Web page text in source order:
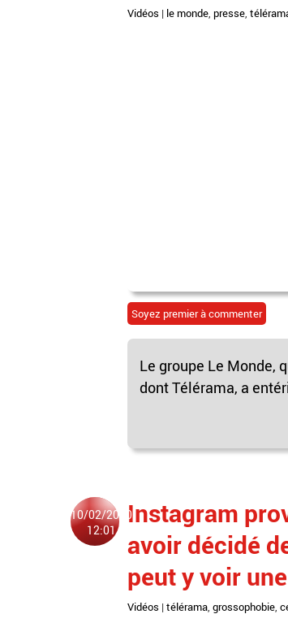
Vidéos | le monde, presse,
Soyez premier à commenter
Le groupe Le Monde,
dont Télérama, a
10/02/2020
12:01
Instagram
avoir décidé
peut y voir
Vidéos | télérama grossophobie